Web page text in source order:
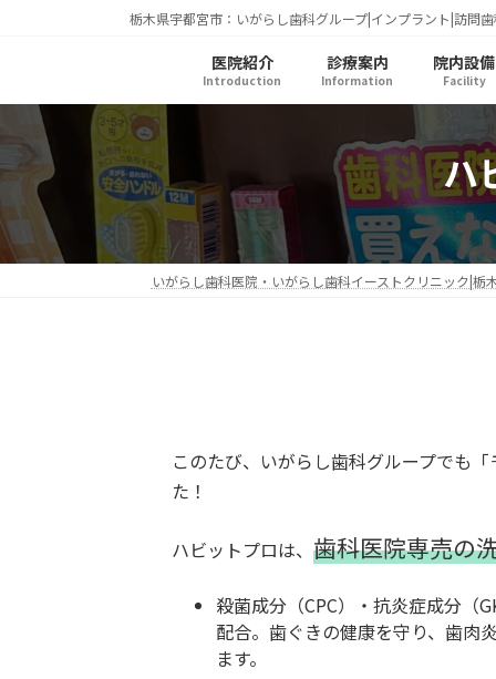
へ
ス
ッ
プ
ョ
ン
移
動
栃木県宇都宮市：いがらし歯科グループ|インプラント|訪問
医院紹介
Introduction
診療案内
Information
院内設備
Facility
ハ
いがらし歯科医院・いがらし歯科イーストクリニック|栃
このたび、いがらし歯科グループでも
た！
ハビットプロは、歯科医院専売の
殺菌成分（CPC）・抗炎症成分（
配合。歯ぐきの健康を守り、歯肉
ます。